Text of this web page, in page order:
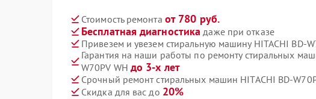
Стоимость ремонта от 780 руб.
Бесплатная диагностика даже при отказе
Привезем и увезем стиральную машину HITACHI BD-
Гарантия на наши работы по ремонту стиральных
W70PV WH до 3-х лет
Срочный ремонт стиральных машин HITACHI BD-
Скидка для вас до 20%